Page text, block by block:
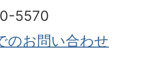
5570
のお問い合わせ